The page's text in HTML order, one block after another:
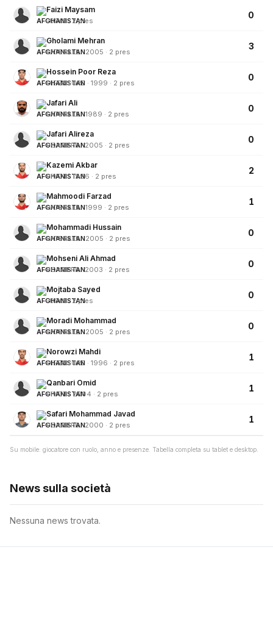
Faizi Maysam
-0001 · 2 pres
0
Gholami Mehran
LATERALE · 2005 · 2 pres
3
Hossein Poor Reza
DIFENSORE · 1999 · 2 pres
0
Jafari Ali
LATERALE · 1989 · 2 pres
0
Jafari Alireza
PORTIERE · 2005 · 2 pres
0
Kazemi Akbar
PIVOT · 1996 · 2 pres
2
Mahmoodi Farzad
LATERALE · 1999 · 2 pres
1
Mohammadi Hussain
LATERALE · 2005 · 2 pres
0
Mohseni Ali Ahmad
PORTIERE · 2003 · 2 pres
0
Mojtaba Sayed
-0001 · 2 pres
0
Moradi Mohammad
LATERALE · 2005 · 2 pres
0
Norowzi Mahdi
DIFENSORE · 1996 · 2 pres
1
Qanbari Omid
PIVOT · 2004 · 2 pres
1
Safari Mohammad Javad
PORTIERE · 2000 · 2 pres
1
Su mobile: giocatore con ruolo, anno e presenze. Tabella completa su tablet e desktop.
News sulla società
Nessuna news trovata.